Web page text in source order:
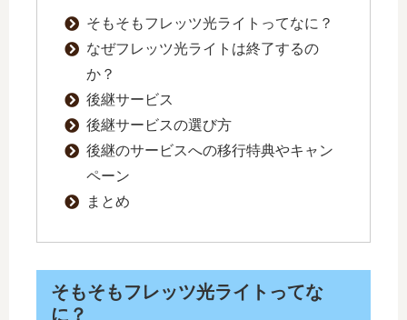
そもそもフレッツ光ライトってなに？
なぜフレッツ光ライトは終了するの
か？
後継サービス
後継サービスの選び方
後継のサービスへの移行特典やキャン
ペーン
まとめ
そもそもフレッツ光ライトってな
に？